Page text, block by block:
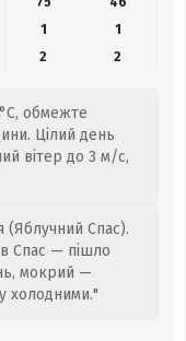
1
1
2 2
обмежте
Цілий день
вітер до 3 м/с,
Спас).
Спас — пішло
мокрий —
холодними."